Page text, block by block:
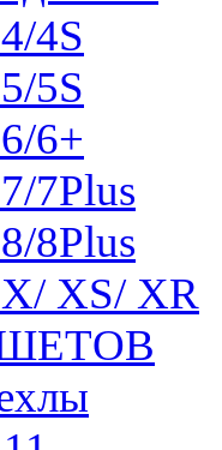
4S
5S
6+
7Plus
8Plus
XS/ XR